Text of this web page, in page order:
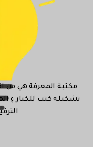
مكتبة المعرفة هي من
تشكيله كتب للكبار و